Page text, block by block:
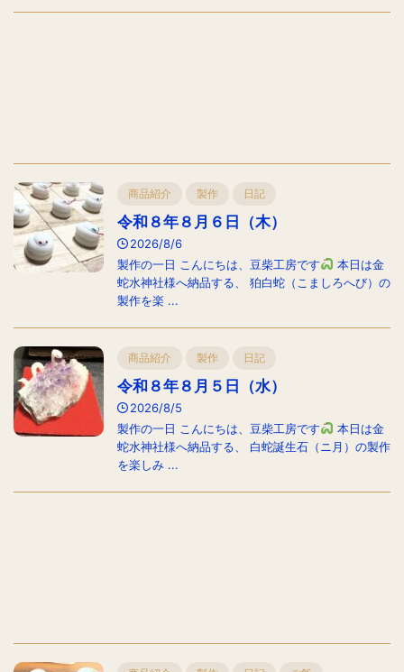
商品紹介 製作 日記
令和８年８月６日（木）
2026/8/6
製作の一日 こんにちは、豆柴工房です
本日は金
蛇水神社様へ納品する、 狛白蛇（こましろへび）の
製作を楽 ...
商品紹介 製作 日記
令和８年８月５日（水）
2026/8/5
製作の一日 こんにちは、豆柴工房です
本日は金
蛇水神社様へ納品する、 白蛇誕生石（ニ月）の製作
を楽しみ ...